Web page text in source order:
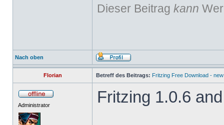
Dieser Beitrag kann
Nach oben
Florian Betreff des Beitrags: Fritzing Free Download -
Administrator Fritzing 1.0.6